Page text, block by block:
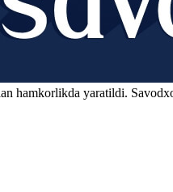
hamkorlikda yaratildi.